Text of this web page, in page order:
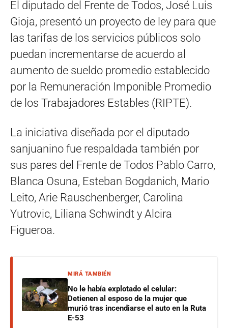
El diputado del Frente de Todos, José Luis
Gioja, presentó un proyecto de ley para que
las tarifas de los servicios públicos solo
puedan incrementarse de acuerdo al
aumento de sueldo promedio establecido
por la Remuneración Imponible Promedio
de los Trabajadores Estables (RIPTE).
La iniciativa diseñada por el diputado
sanjuanino fue respaldada también por
sus pares del Frente de Todos Pablo Carro,
Blanca Osuna, Esteban Bogdanich, Mario
Leito, Arie Rauschenberger, Carolina
Yutrovic, Liliana Schwindt y Alcira
Figueroa.
MIRÁ TAMBIÉN
No le había explotado el celular:
Detienen al esposo de la mujer que
murió tras incendiarse el auto en la Ruta
E-53